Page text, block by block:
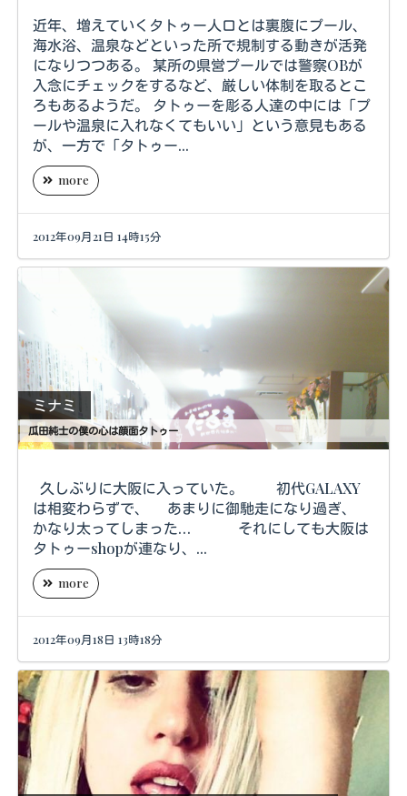
近年、増えていくタトゥー人口とは裏腹にプール、
海水浴、温泉などといった所で規制する動きが活発
になりつつある。 某所の県営プールでは警察OBが
入念にチェックをするなど、厳しい体制を取るとこ
ろもあるようだ。 タトゥーを彫る人達の中には「プ
ールや温泉に入れなくてもいい」という意見もある
が、一方で「タトゥー...
more
2012年09月21日 14時15分
ミナミ
瓜田純士の僕の心は顔面タトゥー
は相変わらずで、 あまりに御馳走になり過ぎ、
かなり太ってしまった… それにしても大阪は
タトゥーshopが連なり、...
more
2012年09月18日 13時18分